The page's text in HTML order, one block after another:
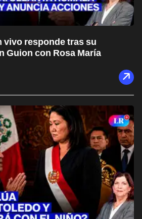
vivo responde tras su
Guion con Rosa María